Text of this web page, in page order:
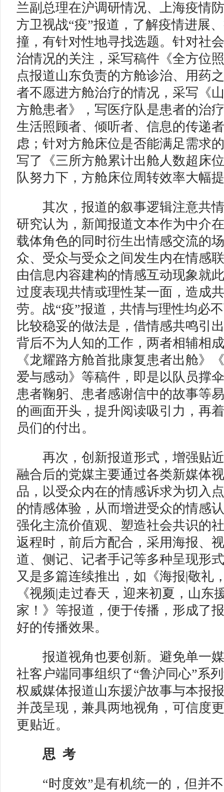
兰副总理在沪调研情况、上海疫情
方卫视战“疫”报道，了解疫情进展
撞，有针对性地寻找选题。针对社
治情况的关注，采写稿件《全方位
点报道山东负责的方舱诊治、用药
者不愿进方舱治疗的情况，采写《
方舱患者》，写医疗队是患者的治
生活照顾者、倾听者、信息的传递
虑；针对方舱床位是否能满足需求
写了《三所方舱累计出舱人数超床
队努力下，方舱床位周转效率大幅
其次，报道的叙事逻辑注意共
研究认为，新闻报道文本作为中介
载体角色的同时衍生出情感交流的
众、受众与受众之间发生内在情感
由信息内容建构的情感互动现象就
过度表现共情或理性某一面，造成
劳。战“疫”报道，共情与理性均必
比较稳妥的做法是，借情感共鸣引
背后不为人知的工作，两者相辅相
《龙耀路方舱首批康复患者出舱》
爱与感动》等稿件，即是以队员撑
患者鞠躬、患者感谢信中的故事等
的画面开头，提升阅读吸引力，再
员们的付出。
再次，创新报道形式，增强贴
融合后的党媒主要通过各类新媒体
品，以受众内在的情感诉求为切入
的情感体验，从而增进受众的情感
强化主流价值观、塑造社会共识的
返程时，前后方配合，采用海报、
道、侧记、记者手记等多种呈现形
又是多篇连续推出，如《海报|敬礼
《视频|走过春天，迎来初夏，山东
家！》等报道，便于传播，形成了
好的传播效果。
报道视角也要创新。避免单一媒
社客户端同事组织了“鲁沪同心”系
权威媒体报道山东援沪故事与本报
并茂呈现，兼具两地视角，可信度
更贴近。
思 考
“时度效”是有机统一的，但并不